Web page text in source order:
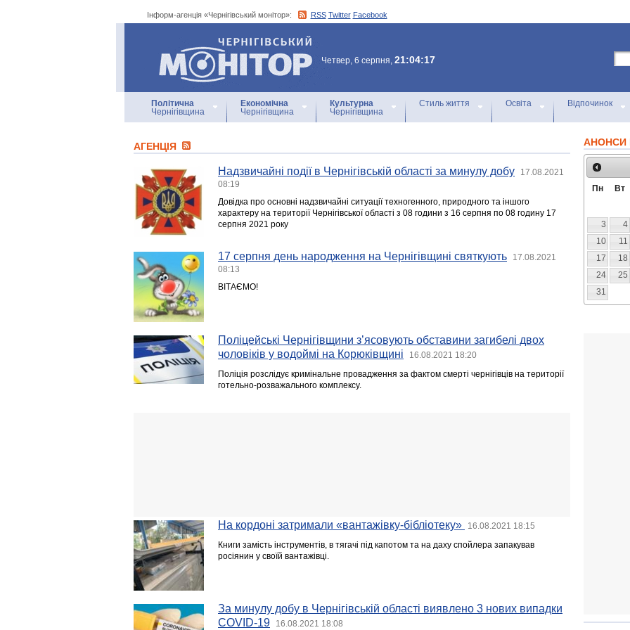
Інформ-агенція «Чернігівський монітор»: RSS Twitter Facebook
Інформ-агенція
«Чернігівський монітор»
Четвер, 6 серпня, 21:04:17
Політична
Чернігівщина
Економічна
Чернігівщина
Культурна
Чернігівщина
Стиль життя Освіта Відпочинок
АГЕНЦIЯ
Надзвичайні події в Чернігівській області за минулу добу
17.08.2021
08:19
Довідка про основні надзвичайні ситуації техногенного, природного та іншого
характеру на території Чернігівської області з 08 години з 16 серпня по 08 годину 17
серпня 2021 року
17 серпня день народження на Чернігівщині святкують
17.08.2021
08:13
ВІТАЄМО!
Поліцейські Чернігівщини з’ясовують обставини загибелі двох
чоловіків у водоймі на Корюківщині
16.08.2021 18:20
Поліція розслідує кримінальне провадження за фактом смерті чернігівців на території
готельно-розважального комплексу.
На кордоні затримали «вантажівку-бібліотеку» 16.08.2021 18:15
Книги замість інструментів, в тягачі під капотом та на даху спойлера запакував
росіянин у своїй вантажівці.
За минулу добу в Чернігівській області виявлено 3 нових випадки
COVID-19
16.08.2021 18:08
АНОНСИ
Пн Вт
3
4
10
11
17
18
24
25
31